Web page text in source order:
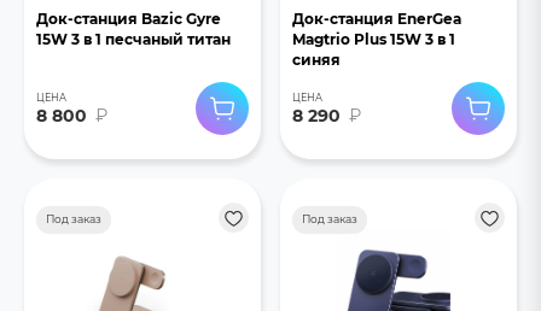
Док-станция Bazic Gyre
15W 3 в 1 песчаный титан
ЦЕНА
8 800 ₽
Док-станция EnerGea
Magtrio Plus 15W 3 в 1
синяя
ЦЕНА
8 290 ₽
Под заказ Под заказ